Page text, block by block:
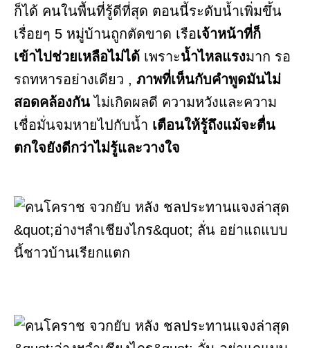
ก็ได้ คนในพื้นที่รู้ดีที่สุด ตอนนี้ระดับน้ำเพิ่มขึ้น
เรื่อยๆ 5 หมู่บ้านถูกตัดขาด เรือเจ้าหน้าที่ก็
เข้าไปช่วยเหลือไม่ได้ เพราะน้ำไหลแรงมาก รอ
รถทหารอย่างเดียว , ภาพที่เห็นกับคำพูดมันไม่
สอดคล้องกัน ไม่เกิดผลดี ความหวังและความ
เชื่อมั่นจมหายไปกับน้ำ เตือนให้รู้ถึงแม้จะตื่น
ตกใจยังดีกว่าไม่รู้และวางใจ